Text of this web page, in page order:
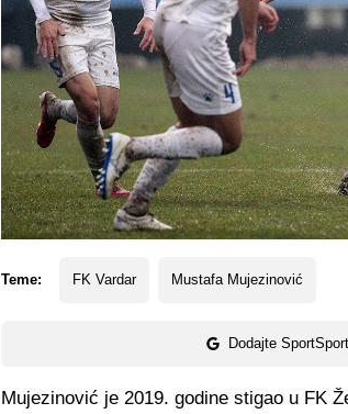
Teme: FK Vardar Mustafa Mujezinović
Dodajte
Mujezinović je 2019. godine stigao u FK